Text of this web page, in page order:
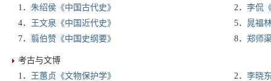
1． 朱绍侯《中国古代史》 2． 李侃
4．
王文泉《中国近代史》 5． 晁福
7． 翦伯赞《中国史纲要》 8． 郑师
考古与文博
1．
王蕙贞《文物保护学》 2． 李晓